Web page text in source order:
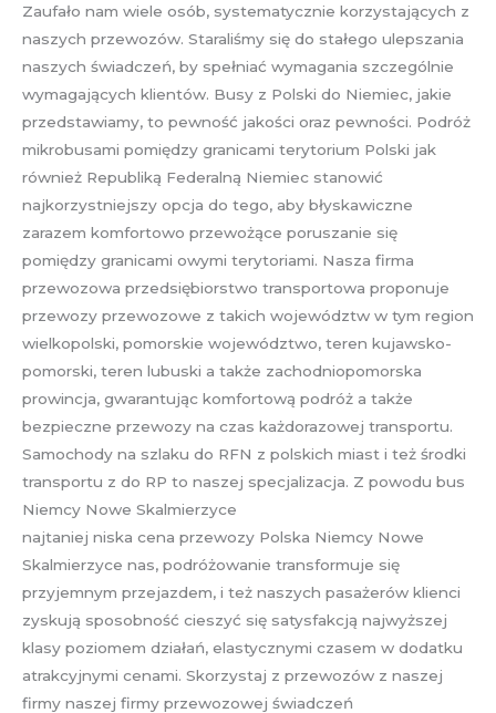
Zaufało nam wiele osób, systematycznie korzystających z
naszych przewozów. Staraliśmy się do stałego ulepszania
naszych świadczeń, by spełniać wymagania szczególnie
wymagających klientów. Busy z Polski do Niemiec, jakie
przedstawiamy, to pewność jakości oraz pewności. Podróż
mikrobusami pomiędzy granicami terytorium Polski jak
również Republiką Federalną Niemiec stanowić
najkorzystniejszy opcja do tego, aby błyskawiczne
zarazem komfortowo przewożące poruszanie się
pomiędzy granicami owymi terytoriami. Nasza firma
przewozowa przedsiębiorstwo transportowa proponuje
przewozy przewozowe z takich województw w tym region
wielkopolski, pomorskie województwo, teren kujawsko-
pomorski, teren lubuski a także zachodniopomorska
prowincja, gwarantując komfortową podróż a także
bezpieczne przewozy na czas każdorazowej transportu.
Samochody na szlaku do RFN z polskich miast i też środki
transportu z do RP to naszej specjalizacja. Z powodu bus
Niemcy Nowe Skalmierzyce
najtaniej niska cena przewozy Polska Niemcy Nowe
Skalmierzyce nas, podróżowanie transformuje się
przyjemnym przejazdem, i też naszych pasażerów klienci
zyskują sposobność cieszyć się satysfakcją najwyższej
klasy poziomem działań, elastycznymi czasem w dodatku
atrakcyjnymi cenami. Skorzystaj z przewozów z naszej
firmy naszej firmy przewozowej świadczeń